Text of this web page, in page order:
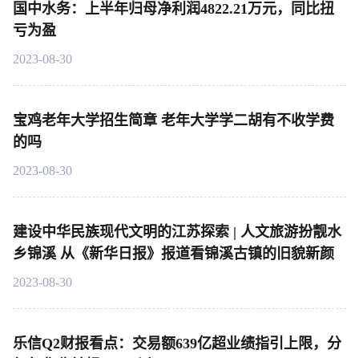
国中水务：上半年归母净利润4822.21万元，同比扭
亏为盈
2023-08-30
宝鸡老年大学招生简章 老年大学学二胡有不收学费
的吗
2023-08-30
建设中华民族现代文明的江苏探索 | 人文旅游扮靓水
乡锦溪 从《新华日报》报道看锦溪古镇的旧貌新颜
2023-08-30
乐信Q2财报看点：交易额639亿超业绩指引上限，分